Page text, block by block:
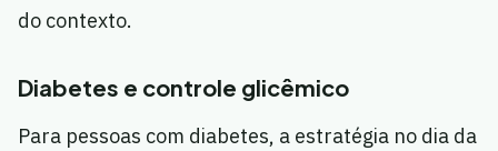
do contexto.
Diabetes e controle glicêmico
Para pessoas com diabetes, a estratégia no dia da